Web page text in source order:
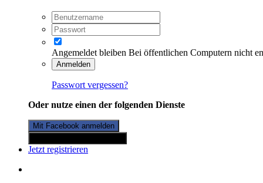
Angemeldet bleiben Bei öffentlichen Computern nicht
Anmelden
Passwort vergessen?
Oder nutze einen der folgenden Dienste
Mit Facebook anmelden
Jetzt registrieren